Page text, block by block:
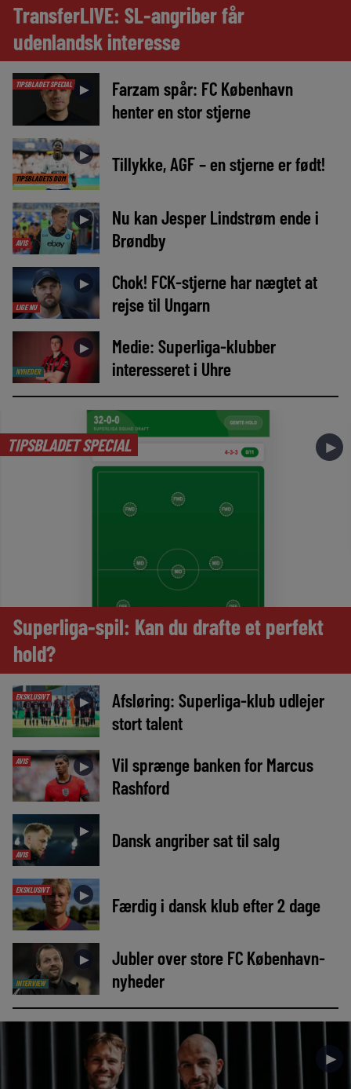
TransferLIVE: SL-angriber får
udenlandsk interesse
TIPSBLADET SPECIAL ►
Farzam spår: FC København
henter en stor stjerne
TIPSBLADETS DOM
► Tillykke, AGF – en stjerne er født!
AVIS
►
Nu kan Jesper Lindstrøm ende i
Brøndby
LIGE NU
►
Chok! FCK-stjerne har nægtet at
rejse til Ungarn
NYHEDER
►
Medie: Superliga-klubber
interesseret i Uhre
TIPSBLADET SPECIAL ►
Superliga-spil: Kan du drafte et perfekt
hold?
EKSKLUSIVT ►
Afsløring: Superliga-klub udlejer
stort talent
AVIS ►
Vil sprænge banken for Marcus
Rashford
AVIS
► Dansk angriber sat til salg
EKSKLUSIVT ► Færdig i dansk klub efter 2 dage
INTERVIEW
►
Jubler over store FC København-
nyheder
►